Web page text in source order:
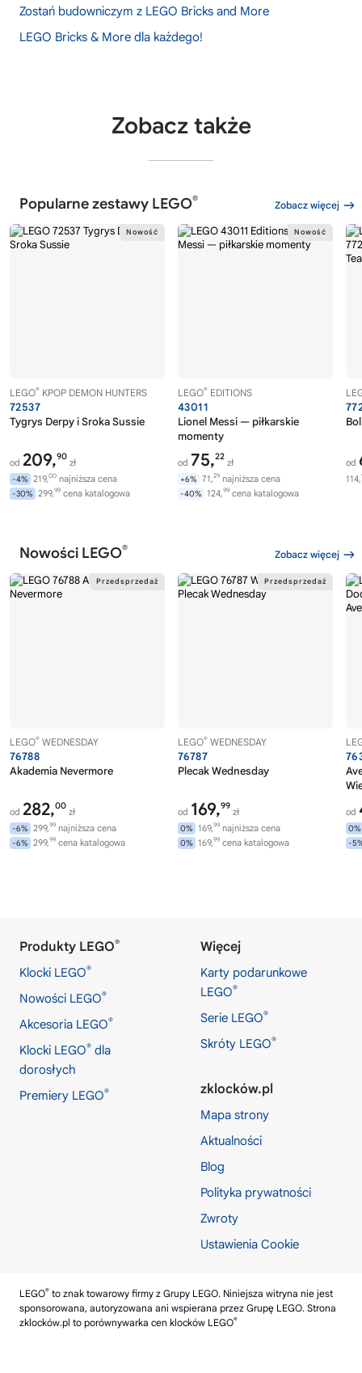
Zostań budowniczym z LEGO Bricks and More
LEGO Bricks & More dla każdego!
Zobacz także
Popularne zestawy LEGO® Zobacz więcej
LEGO® KPOP DEMON HUNTERS
72537
Tygrys Derpy i Sroka Sussie
od 209,90
zł
-4% 219,00 najniższa cena
-30% 299,99 cena katalogowa
LEGO® EDITIONS
43011
Lionel Messi — piłkarskie
momenty
od 75,22
zł
+6% 71,29 najniższa cena
-40% 124,99 cena katalogowa
od
114,
Nowości LEGO® Zobacz więcej
LEGO® WEDNESDAY
76788
Akademia Nevermore
od 282,00
zł
-6% 299,99 najniższa cena
-6% 299,99 cena katalogowa
LEGO® WEDNESDAY
76787
Plecak Wednesday
od 169,99
zł
0% 169,99 najniższa cena
0% 169,99 cena katalogowa
od
0%
-
Produkty LEGO®
Klocki LEGO®
Nowości LEGO®
Akcesoria LEGO®
Klocki LEGO® dla
dorosłych
Premiery LEGO®
Więcej
Karty podarunkowe
LEGO®
Serie LEGO®
Skróty LEGO®
zklocków.pl
Mapa strony
Aktualności
Blog
Polityka prywatności
Zwroty
Ustawienia Cookie
LEGO® to znak towarowy firmy z Grupy LEGO. Niniejsza witryna nie jest
sponsorowana, autoryzowana ani wspierana przez Grupę LEGO. Strona
zklocków.pl to porównywarka cen klocków LEGO®